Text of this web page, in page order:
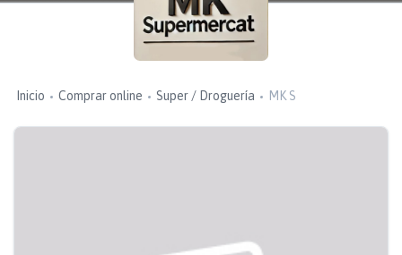
Inicio Comprar online Super / Droguería MK S